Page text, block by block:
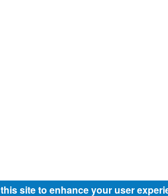
site to enhance your user